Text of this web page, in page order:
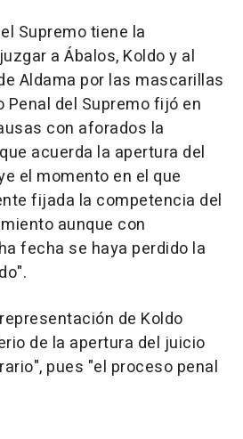
Supremo tiene la
a Ábalos, Koldo y al
Aldama por las mascarillas
Penal del Supremo fijó en
con aforados la
acuerda la apertura del
el momento en el que
fijada la competencia del
aunque con
fecha se haya perdido la
de Koldo
de la apertura del juicio
pues "el proceso penal